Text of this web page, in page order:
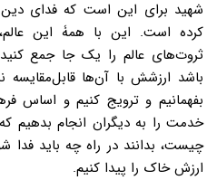
شهید برای این است که فدای
کرده است. این با همۀ این
ثروت‌های عالم را یک ‌جا جمع
باشد ارزشش با آن‌ها قابل‌مقایسه
بفهمانیم و ترویج کنیم و اساس
خدمت را به دیگران انجام بدهیم
چیست، بدانند در راه چه باید
ارزش خاک را پیدا کنیم.